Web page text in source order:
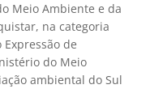
Meio Ambiente e da
na categoria
de
do Meio
ambiental do Sul